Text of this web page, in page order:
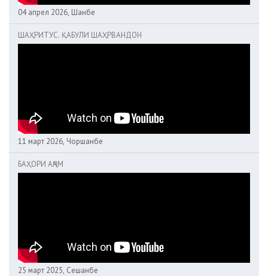
04 апрел 2026, Шанбе
ШАҲРИТУС. ҚАБУЛИ ШАҲРВАНДОН
11 март 2026, Чоршанбе
БАҲОРИ АҶАМ
25 март 2025, Сешанбе